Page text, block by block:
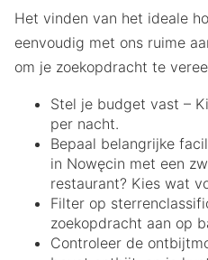
Het vinden van het ideale
eenvoudig met ons ruime
om je zoekopdracht te
Stel je budget vast –
per nacht.
Bepaal belangrijke
in Nowęcin met een
restaurant? Kies wat
Filter op
zoekopdracht aan op
Controleer de